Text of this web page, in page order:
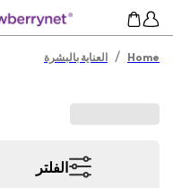
Home
/ العناية بالبشرة
الفلتر